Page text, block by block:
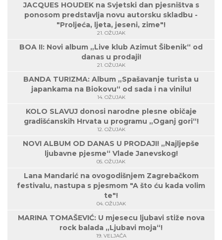
JACQUES HOUDEK na Svjetski dan pjesništva s
ponosom predstavlja novu autorsku skladbu -
"Proljeća, ljeta, jeseni, zime"!
21. OŽUJAK
BOA II: Novi album „Live klub Azimut Šibenik“ od
danas u prodaji!
21. OŽUJAK
BANDA TURIZMA: Album „Spašavanje turista u
japankama na Biokovu“ od sada i na vinilu!
14. OŽUJAK
KOLO SLAVUJ donosi narodne plesne običaje
gradišćanskih Hrvata u programu „Oganj gori“!
12. OŽUJAK
NOVI ALBUM OD DANAS U PRODAJI! „Najljepše
ljubavne pjesme“ Vlade Janevskog!
05. OŽUJAK
Lana Mandarić na ovogodišnjem Zagrebačkom
festivalu, nastupa s pjesmom "A što ću kada volim
te"!
04. OŽUJAK
MARINA TOMAŠEVIĆ: U mjesecu ljubavi stiže nova
rock balada „Ljubavi moja“!
19. VELJAČA